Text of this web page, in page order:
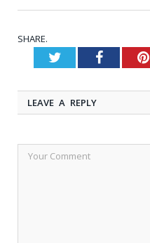
SHARE.
TwitterFacebook
LEAVE A REPLY